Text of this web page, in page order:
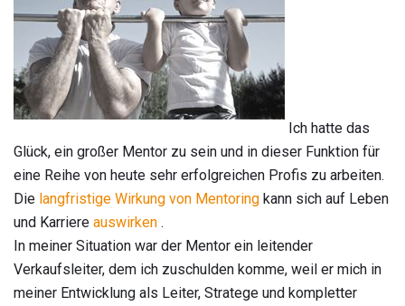
Ich hatte das
Glück, ein großer Mentor zu sein und in dieser Funktion für
eine Reihe von heute sehr erfolgreichen Profis zu arbeiten.
Die langfristige Wirkung von Mentoring kann sich auf Leben
und Karriere auswirken .
In meiner Situation war der Mentor ein leitender
Verkaufsleiter, dem ich zuschulden komme, weil er mich in
meiner Entwicklung als Leiter, Stratege und kompletter